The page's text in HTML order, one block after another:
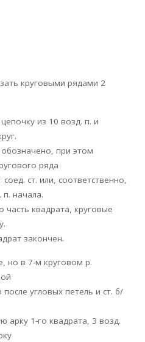
круговыми рядами 2
из 10 возд. п. и
при этом
ряда
ст. или, соответственно,
начала.
часть квадрата, круговые
закончен.
но в 7-м круговом р.
угловых петель и ст. б/
арку 1-го квадрата, 3 возд.